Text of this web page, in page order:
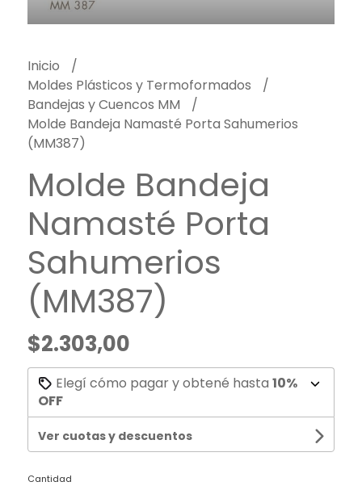
Inicio
Moldes Plásticos y Termoformados
Bandejas y Cuencos MM
Molde Bandeja Namasté Porta Sahumerios
(MM387)
Molde Bandeja
Namasté Porta
Sahumerios
(MM387)
$2.303,00
Elegí cómo pagar y obtené hasta 10%
OFF
Ver cuotas y descuentos
Cantidad